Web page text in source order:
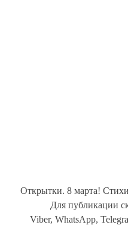
Открытки. 8 марта!
Для публикации
Viber, WhatsApp,